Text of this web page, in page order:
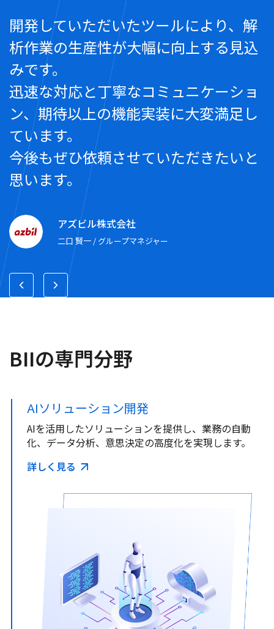
開発していただいたツールにより、解
析作業の生産性が大幅に向上する見込
みです。
迅速な対応と丁寧なコミュニケーショ
ン、期待以上の機能実装に大変満足し
ています。
今後もぜひ依頼させていただきたいと
思います。
アズビル株式会社
二口 賢一 / グループマネジャー
株式会社Super Cat
脇田 成貴 / CEO
橋本 祐樹 / プロダクトマネジャー
BIIの専門分野
AIソリューション開発
AIを活用したソリューションを提供し、業務の自動
化、データ分析、意思決定の高度化を実現します。
詳しく見る